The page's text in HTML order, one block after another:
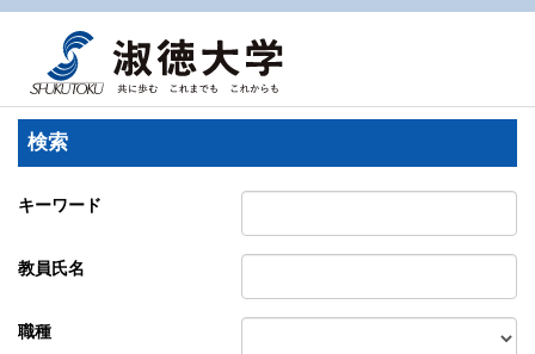
検索
キーワード
教員氏名
職種